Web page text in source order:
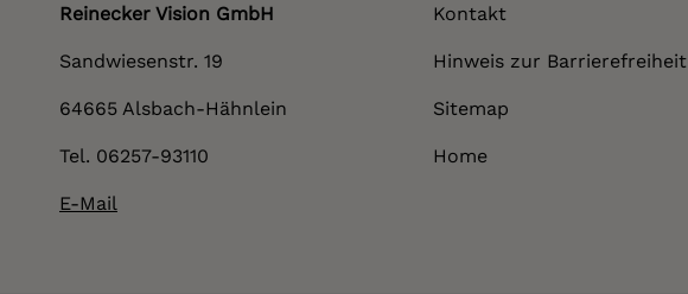
Reinecker Vision GmbH
Sandwiesenstr. 19
64665 Alsbach-Hähnlein
Tel. 06257-93110
E-Mail
Kontakt
Hinweis zur Barrierefreiheit
Sitemap
Home